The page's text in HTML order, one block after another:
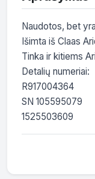
Naudotos, bet
Išimta iš Claas
Tinka ir kitiems
Detalių numeriai:
R917004364
SN 105595079
1525503609